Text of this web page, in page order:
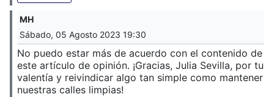
MH
Sábado, 05 Agosto 2023 19:30
No puedo estar más de acuerdo con el contenido de
este artículo de opinión. ¡Gracias, Julia Sevilla, por tu
valentía y reivindicar algo tan simple como mantener
nuestras calles limpias!